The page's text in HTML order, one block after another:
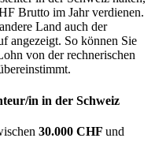
Brutto im Jahr verdienen.
Land auch der
angezeigt. So können Sie
von der rechnerischen
in in der Schweiz
30.000 CHF und